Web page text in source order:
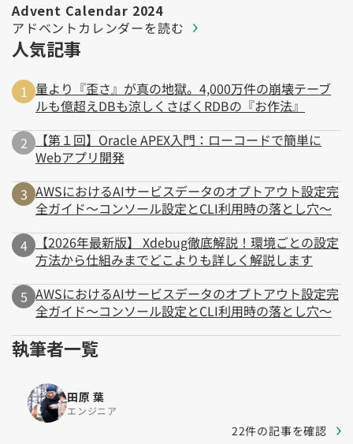
Advent Calendar 2024
アドベントカレンダーを読む
人気記事
量より『歪さ』が真の地獄。4,000万件の崩壊テーブ
ルも億超えDBも涼しくさばくRDBの『お作法』
【第１回】Oracle APEX入門：ローコードで簡単に
Webアプリ開発
AWSにおけるAIサービスデータのオプトアウト設定完
全ガイド～コンソール設定とCLI利用時の落とし穴～
【2026年最新版】 Xdebug徹底解説！環境ごとの設定
方法から仕組みまでどこよりも詳しく解説します
AWSにおけるAIサービスデータのオプトアウト設定完
全ガイド～コンソール設定とCLI利用時の落とし穴～
執筆者一覧
田原 葉
エンジニア
22件の記事を確認